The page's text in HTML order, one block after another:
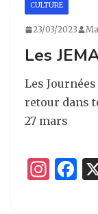
CULTURE
23/03/2023
Les
Les
retour dans
27 mars
I
F